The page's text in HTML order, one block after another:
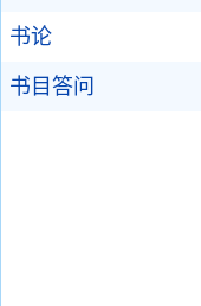
书论
书目答问